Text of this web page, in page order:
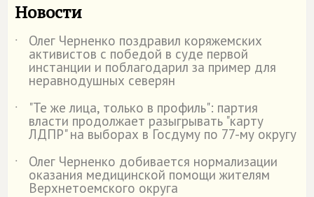
Новости
˙ Олег Черненко поздравил коряжемских
активистов с победой в суде первой
инстанции и поблагодарил за пример для
неравнодушных северян
˙
"Те же лица, только в профиль": партия
власти продолжает разыгрывать "карту
ЛДПР" на выборах в Госдуму по 77-му округу
˙
Олег Черненко добивается нормализации
оказания медицинской помощи жителям
Верхнетоемского округа